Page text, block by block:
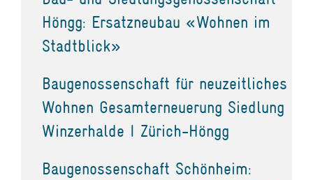
Höngg: Ersatzneubau «Wohnen im
Stadtblick»
Baugenossenschaft für neuzeitliches
Wohnen Gesamterneuerung Siedlung
Winzerhalde I Zürich-Höngg
Baugenossenschaft Schönheim: